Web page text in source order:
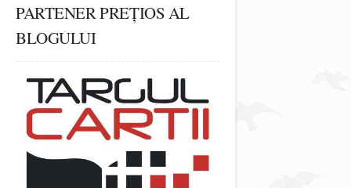
PARTENER PREȚIOS AL
BLOGULUI